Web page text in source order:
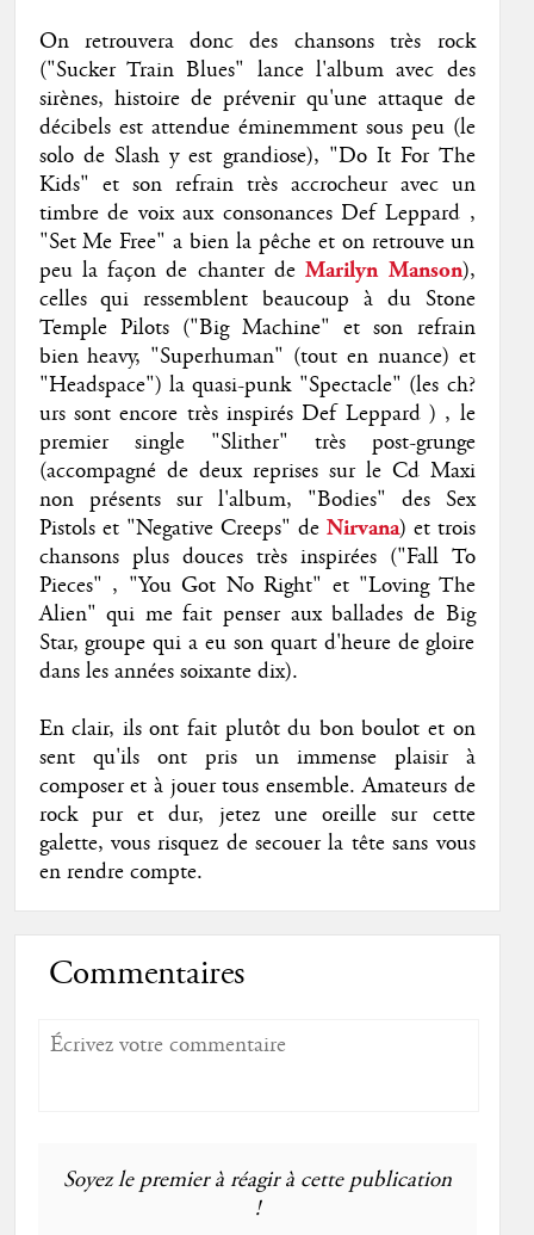
On retrouvera donc des chansons très rock
("Sucker Train Blues" lance l'album avec des
sirènes, histoire de prévenir qu'une attaque de
décibels est attendue éminemment sous peu (le
solo de Slash y est grandiose), "Do It For The
Kids" et son refrain très accrocheur avec un
timbre de voix aux consonances Def Leppard ,
"Set Me Free" a bien la pêche et on retrouve un
peu la façon de chanter deMarilyn Manson),
celles qui ressemblent beaucoup à du Stone
Temple Pilots ("Big Machine" et son refrain
bien heavy, "Superhuman" (tout en nuance) et
"Headspace") la quasi-punk "Spectacle" (les ch?
urs sont encore très inspirés Def Leppard ) , le
premier single "Slither" très post-grunge
(accompagné de deux reprises sur le Cd Maxi
non présents sur l'album, "Bodies" des Sex
Pistols et "Negative Creeps" de Nirvana) et trois
chansons plus douces très inspirées ("Fall To
Pieces" , "You Got No Right" et "Loving The
Alien" qui me fait penser aux ballades de Big
Star, groupe qui a eu son quart d'heure de gloire
dans les années soixante dix).
En clair, ils ont fait plutôt du bon boulot et on
sent qu'ils ont pris un immense plaisir à
composer et à jouer tous ensemble. Amateurs de
rock pur et dur, jetez une oreille sur cette
galette, vous risquez de secouer la tête sans vous
en rendre compte.
Commentaires
Soyez le premier à réagir à cette publication
!